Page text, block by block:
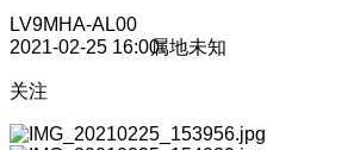
LV9MHA-AL00
2021-02-25 16:00属地未知
关注